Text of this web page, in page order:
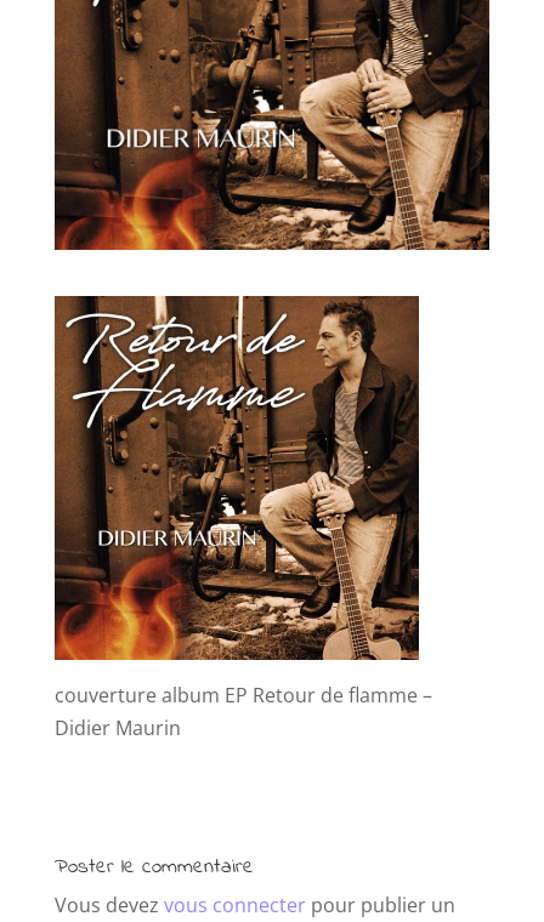
couverture album EP Retour de flamme –
Didier Maurin
Poster le commentaire
Vous devez vous connecterpour publier un